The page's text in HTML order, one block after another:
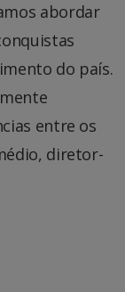
abordar
do país.
entre os
diretor-